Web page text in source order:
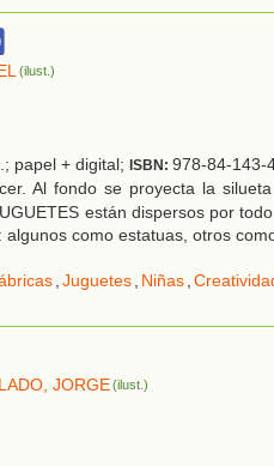
(ilust.)
papel + digital; ISBN: 978-84-143-
Al fondo se proyecta la
están dispersos por
como estatuas, otros
Juguetes Niñas
JORGE(ilust.)